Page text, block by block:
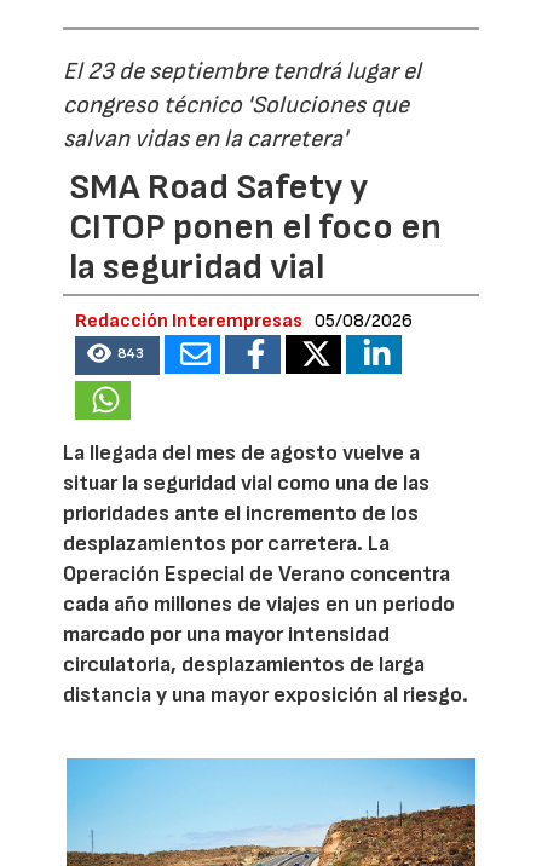
El 23 de septiembre tendrá lugar el
congreso técnico 'Soluciones que
salvan vidas en la carretera'
SMA Road Safety y
CITOP ponen el foco en
la seguridad vial
Redacción Interempresas 05/08/2026
843
La llegada del mes de agosto vuelve a
situar la seguridad vial como una de las
prioridades ante el incremento de los
desplazamientos por carretera. La
Operación Especial de Verano concentra
cada año millones de viajes en un periodo
marcado por una mayor intensidad
circulatoria, desplazamientos de larga
distancia y una mayor exposición al riesgo.